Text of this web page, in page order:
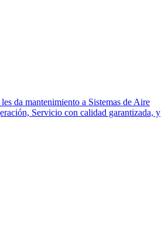
da mantenimiento a Sistemas de Aire
Servicio con calidad garantizada, y